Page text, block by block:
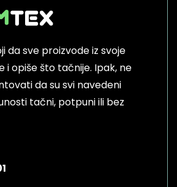
options
may
chosen
on
the
product
page
da sve proizvode iz svoje
i opiše što tačnije. Ipak, ne
da su svi navedeni
tačni, potpuni ili bez